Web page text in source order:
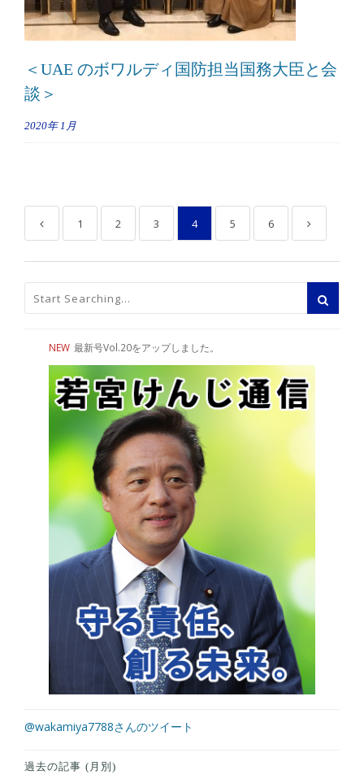
＜UAE のボワルディ国防担当国務大臣と会
談＞
2020年 1月
1 2 3 4 5 6
NEW 最新号Vol.20をアップしました。
@wakamiya7788さんのツイート
過去の記事 (月別)